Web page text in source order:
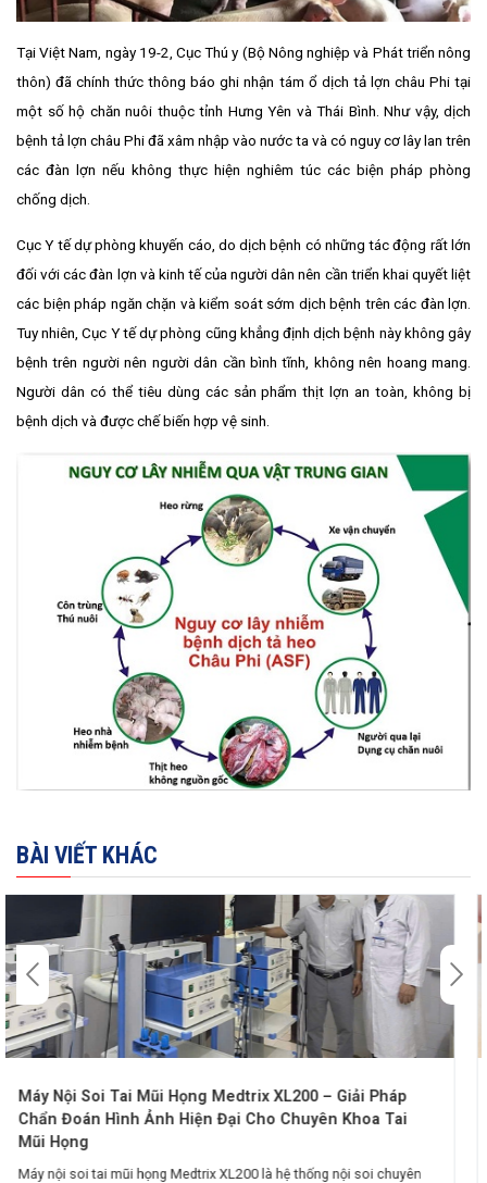
Tại Việt Nam, ngày 19-2, Cục Thú y (Bộ Nông nghiệp và Phát triển nông
thôn) đã chính thức thông báo ghi nhận tám ổ dịch tả lợn châu Phi tại
một số hộ chăn nuôi thuộc tỉnh Hưng Yên và Thái Bình. Như vậy, dịch
bệnh tả lợn châu Phi đã xâm nhập vào nước ta và có nguy cơ lây lan trên
các đàn lợn nếu không thực hiện nghiêm túc các biện pháp phòng
chống dịch.
Cục Y tế dự phòng khuyến cáo, do dịch bệnh có những tác động rất lớn
đối với các đàn lợn và kinh tế của người dân nên cần triển khai quyết liệt
các biện pháp ngăn chặn và kiểm soát sớm dịch bệnh trên các đàn lợn.
Tuy nhiên, Cục Y tế dự phòng cũng khẳng định dịch bệnh này không gây
bệnh trên người nên người dân cần bình tĩnh, không nên hoang mang.
Người dân có thể tiêu dùng các sản phẩm thịt lợn an toàn, không bị
bệnh dịch và được chế biến hợp vệ sinh.
BÀI VIẾT KHÁC
Tai
chuyên
Cấy chỉ và những tác dụng nhiều người chưa